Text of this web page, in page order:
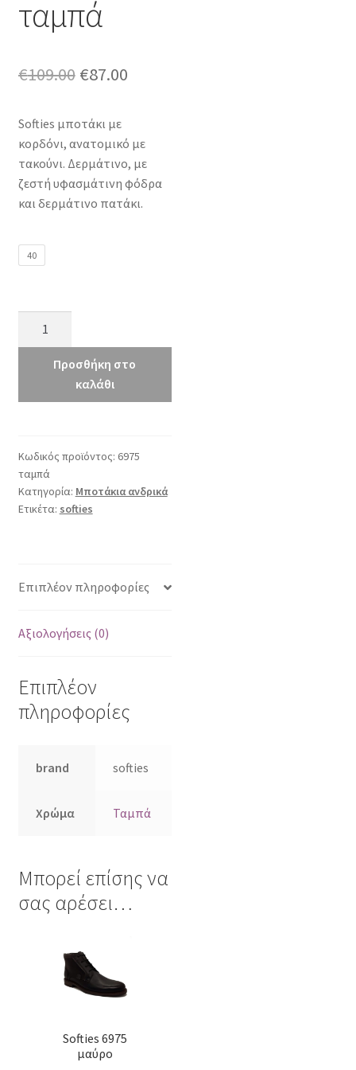
ταμπά
€109.00 Original
was:
€109.00.
€87.00Η
είναι:
€87.00.
Softies μποτάκι με
κορδόνι, ανατομικό με
τακούνι. Δερμάτινο, με
ζεστή υφασμάτινη φόδρα
και δερμάτινο πατάκι.
40
ταμπάΠροσθήκη στο
καλάθι
Κωδικός προϊόντος: 6975
ταμπά
Κατηγορία: Μποτάκια ανδρικά
Ετικέτα: softies
Επιπλέον πληροφορίες
Αξιολογήσεις (0)
Επιπλέον
πληροφορίες
brand softies
Χρώμα Ταμπά
Μπορεί επίσης να
σας αρέσει…
Softies 6975
μαύρο
το
προϊόν
παραλλαγές.